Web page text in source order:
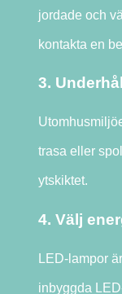
jordade och
kontakta en
3.
trasa eller
ytskiktet.
4. Välj
LED-lampor
inbyggda